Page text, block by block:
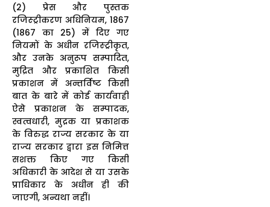
(2) प्रेस और पुस्तक
रजिस्ट्रीकरण अधिनियम, 1867
(1867 का 25) में दिए गए
नियमों के अधीन रजिस्ट्रीकृत,
और उनके अनुरूप सम्पादित,
मुद्रित और प्रकाशित किसी
प्रकाशन में अन्तर्विष्ट किसी
बात के बारे में कोई कार्यवाही
ऐसे प्रकाशन के सम्पादक,
स्वत्वधारी, मुद्रक या प्रकाशक
के विरुद्ध राज्य सरकार के या
राज्य सरकार द्वारा इस निमित्त
सशक्त किए गए किसी
अधिकारी के आदेश से या उसके
प्राधिकार के अधीन ही की
जाएगी, अन्यथा नहीं।